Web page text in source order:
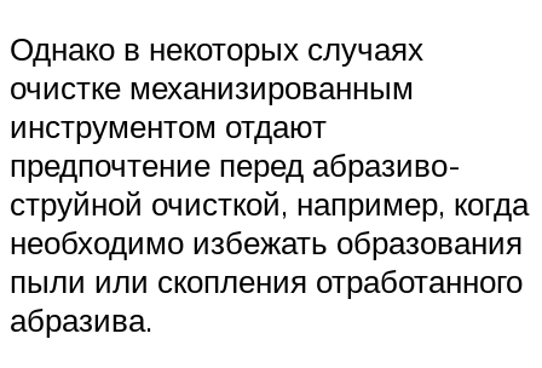
Однако в некоторых случаях
очистке механизированным
инструментом отдают
предпочтение перед абразиво-
струйной очисткой, например, когда
необходимо избежать образования
пыли или скопления отработанного
абразива.